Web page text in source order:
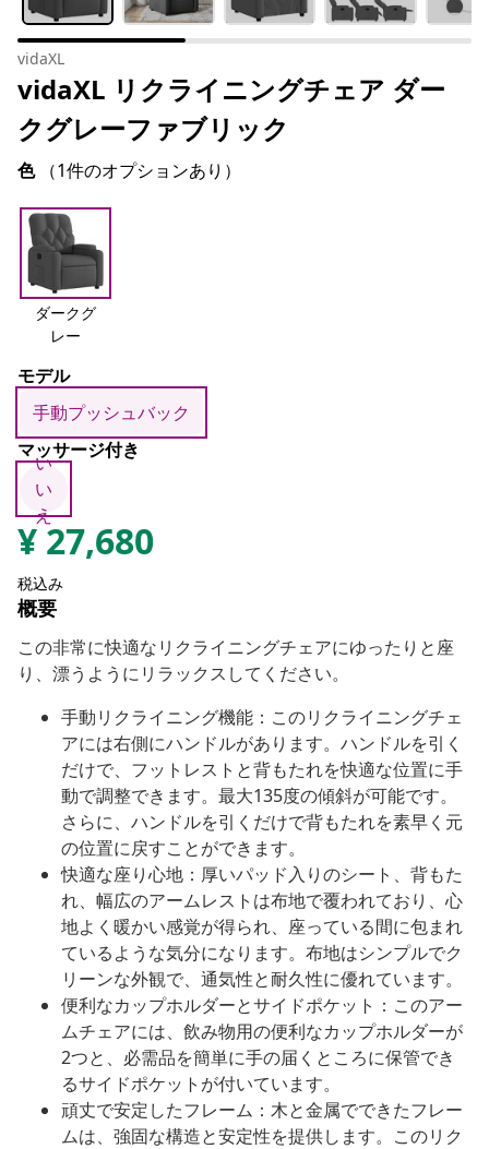
vidaXL
vidaXL リクライニングチェア ダー
クグレーファブリック
色 （1件のオプションあり）
ダークグ
レー
モデル
手動プッシュバック
マッサージ付き
い
い
え
¥27,680
税込み
概要
この非常に快適なリクライニングチェアにゆったりと座
り、漂うようにリラックスしてください。
手動リクライニング機能：このリクライニングチェ
アには右側にハンドルがあります。ハンドルを引く
だけで、フットレストと背もたれを快適な位置に手
動で調整できます。最大135度の傾斜が可能です。
さらに、ハンドルを引くだけで背もたれを素早く元
の位置に戻すことができます。
快適な座り心地：厚いパッド入りのシート、背もた
れ、幅広のアームレストは布地で覆われており、心
地よく暖かい感覚が得られ、座っている間に包まれ
ているような気分になります。布地はシンプルでク
リーンな外観で、通気性と耐久性に優れています。
便利なカップホルダーとサイドポケット：このアー
ムチェアには、飲み物用の便利なカップホルダーが
2つと、必需品を簡単に手の届くところに保管でき
るサイドポケットが付いています。
頑丈で安定したフレーム：木と金属でできたフレー
ムは、強固な構造と安定性を提供します。このリク